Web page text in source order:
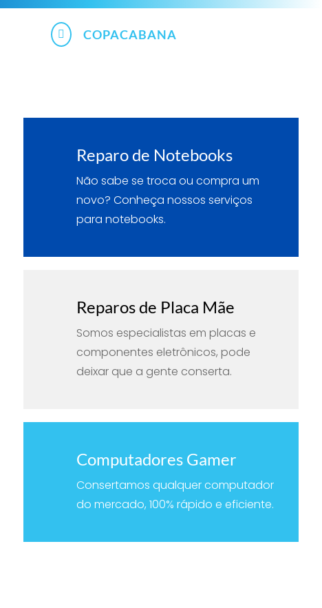
 COPACABANA
Reparo de Notebooks
Não sabe se troca ou compra um
novo? Conheça nossos serviços
para notebooks.
Reparos de Placa Mãe
Somos especialistas em placas e
componentes eletrônicos, pode
deixar que a gente conserta.
Computadores Gamer
Consertamos qualquer computador
do mercado, 100% rápido e eficiente.